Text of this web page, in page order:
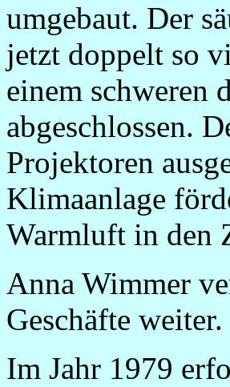
umgebaut. Der
jetzt doppelt so
einem schweren
abgeschlossen.
Projektoren
Klimaanlage
Warmluft in den
Anna Wimmer
Geschäfte weiter.
Im Jahr 1979